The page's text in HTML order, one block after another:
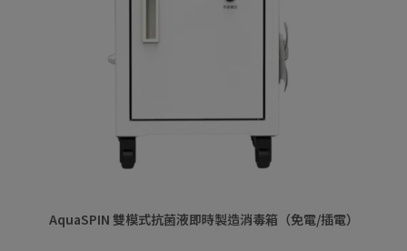
AquaSPIN 雙模式抗菌液即時製造消毒箱（免電/插電）